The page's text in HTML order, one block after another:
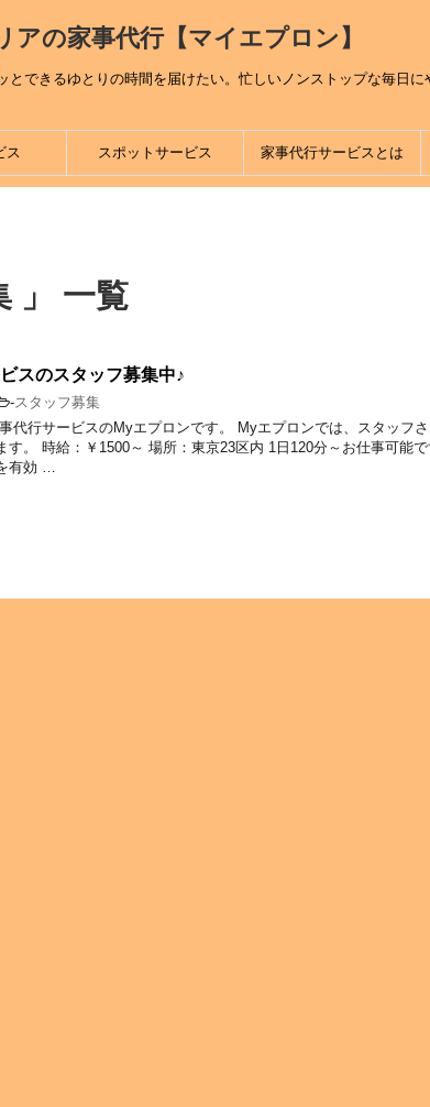
アの家事代行【マイエプロン】
とできるゆとりの時間を届けたい。忙しいノンストップな毎日
ス スポットサービス 家事代行サービスとは
」 一覧
スのスタッフ募集中♪
-スタッフ募集
代行サービスのMyエプロンです。 Myエプロンでは、スタッフ
す。 時給：￥1500～ 場所：東京23区内 1日120分～お仕事可能で
有効 …